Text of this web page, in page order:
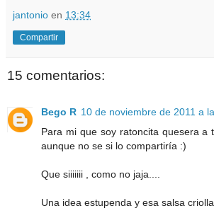
jantonio en 13:34
Compartir
15 comentarios:
Bego R 10 de noviembre de 2011 a
Para mi que soy ratoncita quesera a
aunque no se si lo compartiría :)
Que siiiiiii , como no jaja....
Una idea estupenda y esa salsa